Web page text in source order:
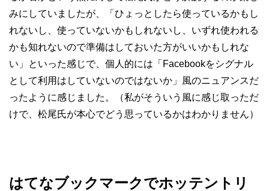
みにしていましたが、「ひょっとしたら使っているかもし
れないし、使っていないかもしれないし、いずれ使われる
かも知れないので準備はしておいた方がいいかもしれな
い」といった感じで、個人的には「Facebookをシグナル
として利用はしていないのではないか」風のニュアンスだ
ったように感じました。（私がそういう風に感じ取っただ
けで、松尾氏が本心でどう思っているかはわかりません）
はてなブックマークでホッテントリ